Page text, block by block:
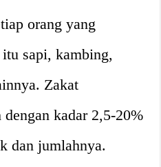
orang yang
sapi, kambing,
Zakat
kadar 2,5-20%
dan jumlahnya.